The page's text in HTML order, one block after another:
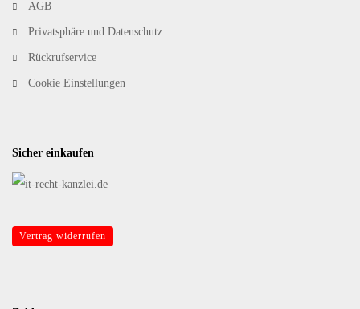
AGB
Privatsphäre und Datenschutz
Rückrufservice
Cookie Einstellungen
Sicher einkaufen
Vertrag widerrufen